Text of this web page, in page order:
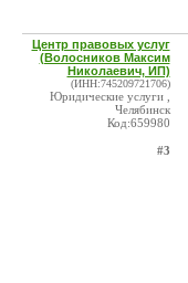
Центр правовых услуг
(Волосников Максим
Николаевич, ИП)
(ИНН:745209721706)
Юридические услуги ,
Челябинск
Код:659980
#3